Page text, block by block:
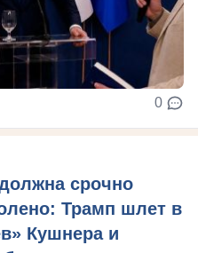
0
срочно
Трамп шлет в
Кушнера и